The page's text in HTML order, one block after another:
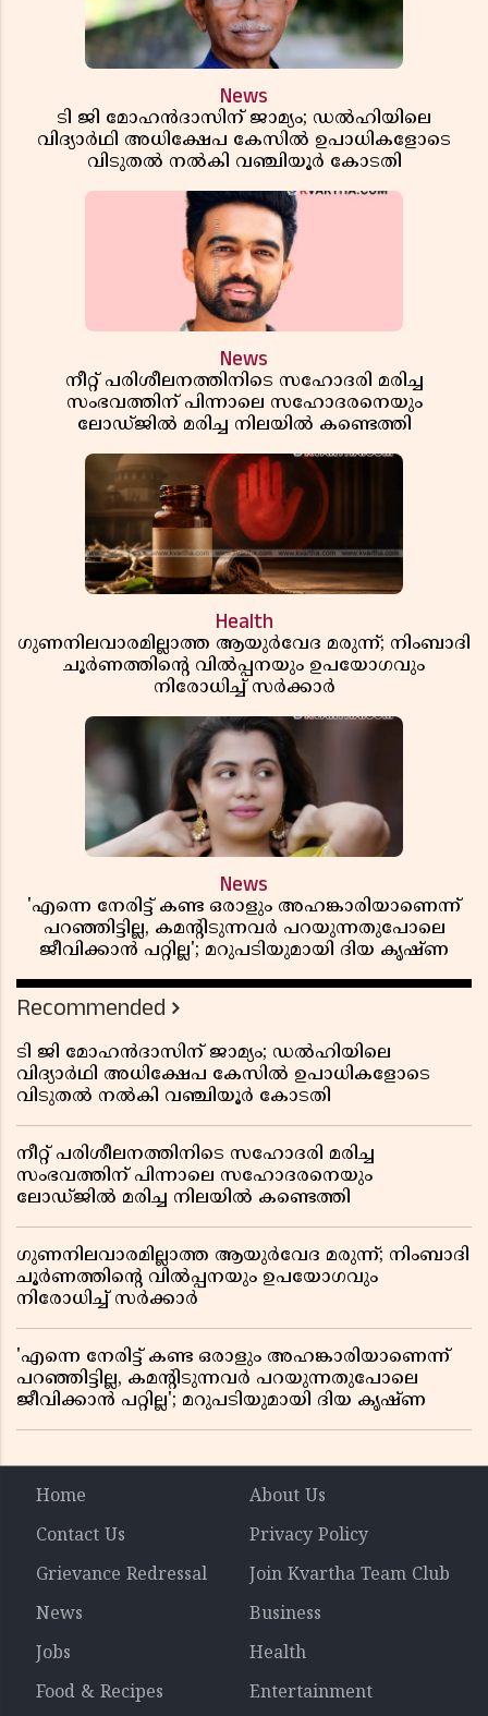
News
ടി ജി മോഹൻദാസിന് ജാമ്യം; ഡൽഹിയിലെ
വിദ്യാർഥി അധിക്ഷേപ കേസിൽ ഉപാധികളോടെ
വിടുതൽ നൽകി വഞ്ചിയൂർ കോടതി
News
നീറ്റ് പരിശീലനത്തിനിടെ സഹോദരി മരിച്ച
സംഭവത്തിന് പിന്നാലെ സഹോദരനെയും
ലോഡ്ജിൽ മരിച്ച നിലയിൽ കണ്ടെത്തി
Health
ഗുണനിലവാരമില്ലാത്ത ആയുർവേദ മരുന്ന്; നിംബാദി
ചൂർണത്തിൻ്റെ വിൽപ്പനയും ഉപയോഗവും
നിരോധിച്ച് സർക്കാർ
News
'എന്നെ നേരിട്ട് കണ്ട ഒരാളും അഹങ്കാരിയാണെന്ന്
പറഞ്ഞിട്ടില്ല, കമൻ്റിടുന്നവർ പറയുന്നതുപോലെ
ജീവിക്കാൻ പറ്റില്ല'; മറുപടിയുമായി ദിയ കൃഷ്ണ
Recommended
ടി ജി മോഹൻദാസിന് ജാമ്യം; ഡൽഹിയിലെ
വിദ്യാർഥി അധിക്ഷേപ കേസിൽ ഉപാധികളോടെ
വിടുതൽ നൽകി വഞ്ചിയൂർ കോടതി
നീറ്റ് പരിശീലനത്തിനിടെ സഹോദരി മരിച്ച
സംഭവത്തിന് പിന്നാലെ സഹോദരനെയും
ലോഡ്ജിൽ മരിച്ച നിലയിൽ കണ്ടെത്തി
ഗുണനിലവാരമില്ലാത്ത ആയുർവേദ മരുന്ന്; നിംബാദി
ചൂർണത്തിൻ്റെ വിൽപ്പനയും ഉപയോഗവും
നിരോധിച്ച് സർക്കാർ
'എന്നെ നേരിട്ട് കണ്ട ഒരാളും അഹങ്കാരിയാണെന്ന്
പറഞ്ഞിട്ടില്ല, കമൻ്റിടുന്നവർ പറയുന്നതുപോലെ
ജീവിക്കാൻ പറ്റില്ല'; മറുപടിയുമായി ദിയ കൃഷ്ണ
Home
About Us
Contact Us
Privacy Policy
Grievance Redressal
Join Kvartha Team Club
News
Business
Jobs
Health
Food & Recipes
Entertainment